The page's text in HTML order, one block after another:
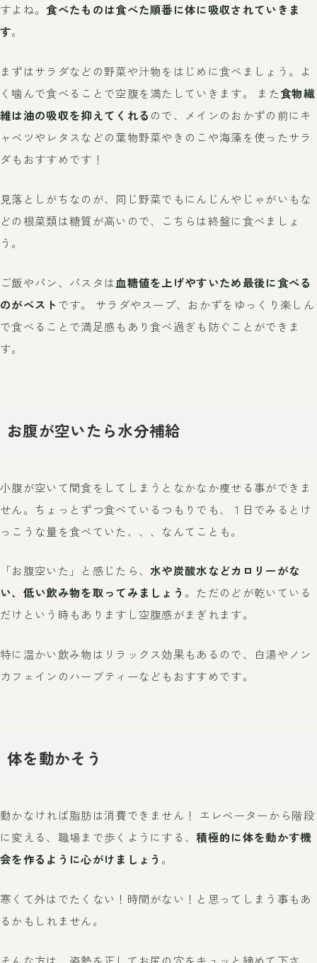
すよね。食べたものは食べた順番に体に吸収されていきま
す。
まずはサラダなどの野菜や汁物をはじめに食べましょう。よ
く噛んで食べることで空腹を満たしていきます。 また食物繊
維は油の吸収を抑えてくれる ので、メインのおかずの前にキ
ャベツやレタスなどの葉物野菜やきのこや海藻を使ったサラ
ダもおすすめです！
見落としがちなのが、同じ野菜でもにんじんやじゃがいもな
どの根菜類は糖質が高いので、こちらは終盤に食べましょ
う。
ご飯やパン、パスタは血糖値を上げやすいため最後に食べる
のがベスト です。 サラダやスープ、おかずをゆっくり楽しん
で食べることで満足感もあり食べ過ぎも防ぐことができま
す。
お腹が空いたら水分補給
小腹が空いて間食をしてしまうとなかなか痩せる事ができま
せん。ちょっとずつ食べているつもりでも、１日でみるとけ
っこうな量を食べていた、、、なんてことも。
「お腹空いた」と感じたら、水や炭酸水などカロリーがな
い、低い飲み物を取ってみましょう 。ただのどが乾いている
だけという時もありますし空腹感がまぎれます。
特に温かい飲み物はリラックス効果もあるので、白湯やノン
カフェインのハーブティーなどもおすすめです。
体を動かそう
動かなければ脂肪は消費できません！ エレベーターから階段
に変える、職場まで歩くようにする、積極的に体を動かす機
会を作るように心がけましょう 。
寒くて外はでたくない！時間がない！と思ってしまう事もあ
るかもしれません。